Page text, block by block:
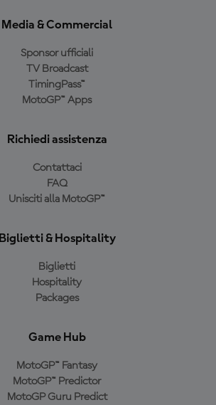
Media & Commercial
Sponsor ufficiali
TV Broadcast
TimingPass™
MotoGP™ Apps
Richiedi assistenza
Contattaci
FAQ
Unisciti alla MotoGP™
Biglietti & Hospitality
Biglietti
Hospitality
Packages
Game Hub
MotoGP™ Fantasy
MotoGP™ Predictor
MotoGP Guru Predict